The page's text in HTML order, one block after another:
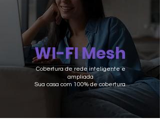
WI-FI Mesh
Cobertura de rede inteligente e
ampliada
Sua casa com 100% de cobertura